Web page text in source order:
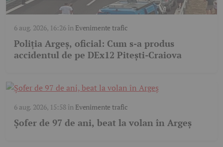
6 aug. 2026, 16:26în Evenimente trafic
Poliția Argeș, oficial: Cum s-a produs
accidentul de pe DEx12 Pitești-Craiova
6 aug. 2026, 15:58în Evenimente trafic
Șofer de 97 de ani, beat la volan în Argeș